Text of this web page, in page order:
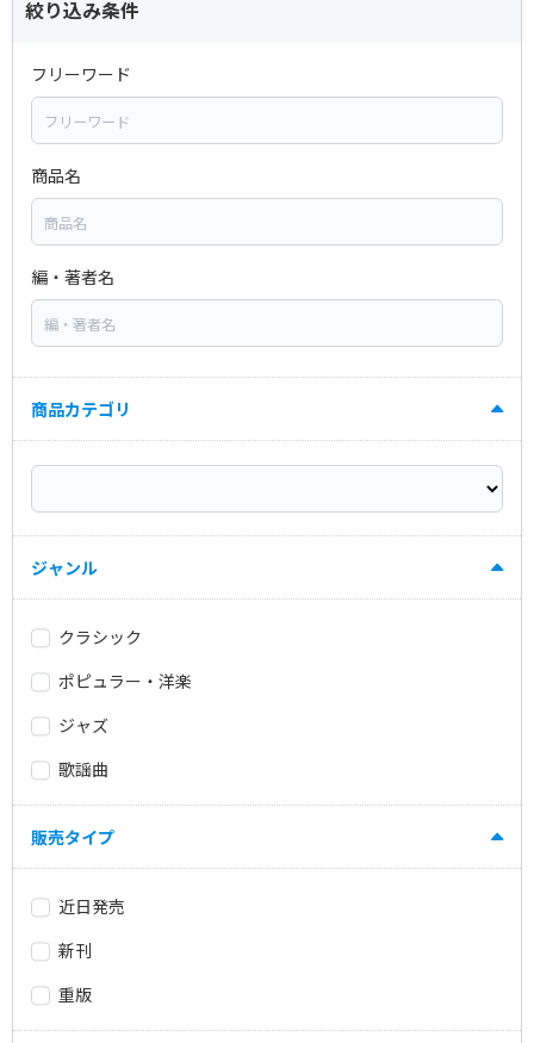
絞り込み条件
フリーワード
商品名
編・著者名
商品カテゴリ
ジャンル
クラシック
ポピュラー・洋楽
ジャズ
歌謡曲
販売タイプ
近日発売
新刊
重版